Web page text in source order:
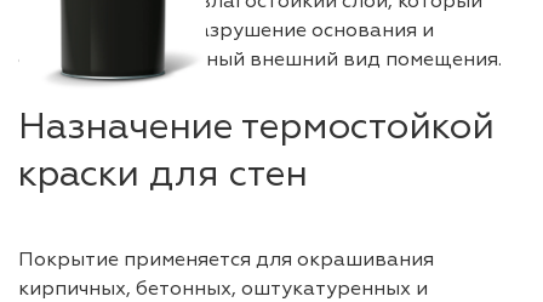
предотвращает разрушение основания и
сохраняет аккуратный внешний вид помещения.
Назначение термостойкой
краски для стен
Покрытие применяется для окрашивания
кирпичных, бетонных, оштукатуренных и